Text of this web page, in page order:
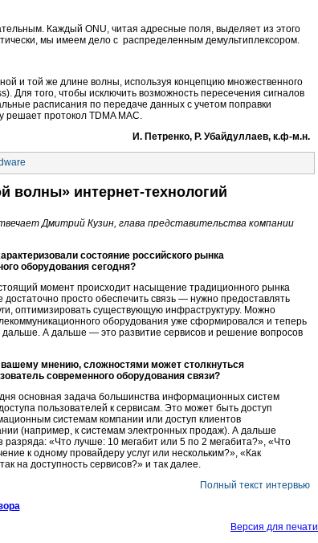
Каждый ONU, читая адресные поля, выделяет из этого
мы имеем дело с распределенным демультиплексором.
и той же длине волны, используя концепцию множественного
Для того, чтобы исключить возможность пересечения сигналов
расписания по передаче данных c учетом поправки
решает протокол TDMA MAC.
И. Петренко, Р. Убайдуллаев, к.ф-м.н.
волны» интернет-технологий
Дмитрий Кузин, глава представительства компании
состояние российского рынка
оборудования сегодня?
момент происходит насыщение традиционного рынка
просто обеспечить связь — нужно предоставлять
оптимизировать существующую инфраструктуру. Можно
оборудования уже сформировался и теперь
дальше. А дальше — это развитие сервисов и решение вопросов
мнению, сложностями может столкнуться
современного оборудования связи?
основная задача большинства информационных систем
пользователей к сервисам. Это может быть доступ
системам компании или доступ клиентов
(например, к системам электронных продаж). А дальше
разряда: «Что лучше: 10 мегабит или 5 по 2 мегабита?», «Что
к одному провайдеру услуг или нескольким?», «Как
на доступность сервисов?» и так далее.
Полный текст интервью
Версия для печати